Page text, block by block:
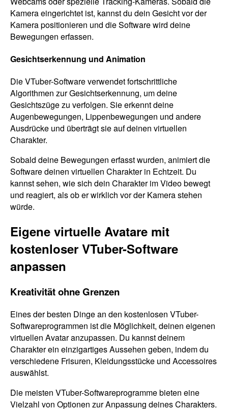
Kamera eingerichtet ist, kannst du dein Gesicht vor der
Kamera positionieren und die Software wird deine
Bewegungen erfassen.
Gesichtserkennung und Animation
Die VTuber-Software verwendet fortschrittliche
Algorithmen zur Gesichtserkennung, um deine
Gesichtszüge zu verfolgen. Sie erkennt deine
Augenbewegungen, Lippenbewegungen und andere
Ausdrücke und überträgt sie auf deinen virtuellen
Charakter.
Sobald deine Bewegungen erfasst wurden, animiert die
Software deinen virtuellen Charakter in Echtzeit. Du
kannst sehen, wie sich dein Charakter im Video bewegt
und reagiert, als ob er wirklich vor der Kamera stehen
würde.
Eigene virtuelle Avatare mit
kostenloser VTuber-Software
anpassen
Kreativität ohne Grenzen
Eines der besten Dinge an den kostenlosen VTuber-
Softwareprogrammen ist die Möglichkeit, deinen eigenen
virtuellen Avatar anzupassen. Du kannst deinem
Charakter ein einzigartiges Aussehen geben, indem du
verschiedene Frisuren, Kleidungsstücke und Accessoires
auswählst.
Die meisten VTuber-Softwareprogramme bieten eine
Vielzahl von Optionen zur Anpassung deines Charakters.